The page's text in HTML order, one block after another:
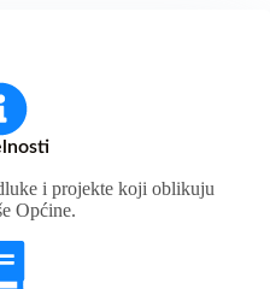
i projekte koji oblikuju
Općine.